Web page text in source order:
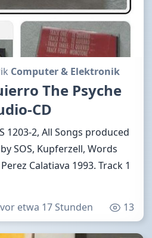
Computer & Elektronik
The Psyche
CD
1203-2, All Songs produced
SOS, Kupferzell, Words
Calatiava 1993. Track 1
vor etwa 17 Stunden 13